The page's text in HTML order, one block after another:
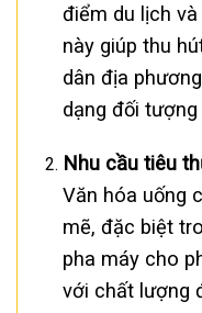
điểm du lịch
này giúp thu
dân địa
dạng đối tượng
Nhu cầu tiêu
Văn hóa uống
mẽ, đặc biệt
pha máy cho
với chất lượng